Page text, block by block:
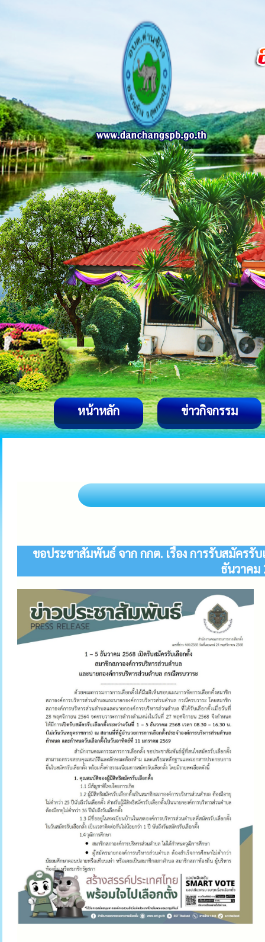
หน้าหลัก ข่าวกิจกรรม
ขอประชาสัมพันธ์ จาก กกต. เรื่อง การรับสมัครรั
ธันวาคม